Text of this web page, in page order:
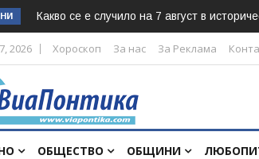
Какво се е случило на 7 август в
2026 Хороскоп За нас За Реклама
ОБЩЕСТВО ОБЩИНИ